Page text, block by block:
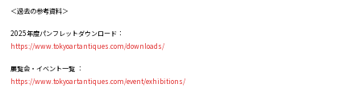
＜過去の参考資料＞
2025年度パンフレットダウンロード：
https://www.tokyoartantiques.com/downloads/
展覧会・イベント一覧 ：
https://www.tokyoartantiques.com/event/exhibitions/